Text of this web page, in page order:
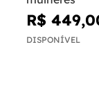
R$
DISPONÍVEL